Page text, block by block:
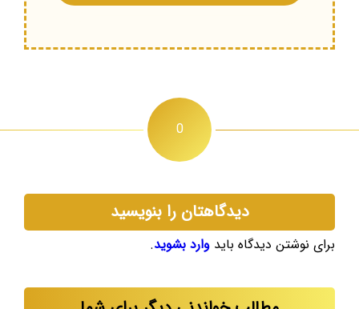
0
دیدگاهتان را بنویسید
برای نوشتن دیدگاه باید وارد بشوید.